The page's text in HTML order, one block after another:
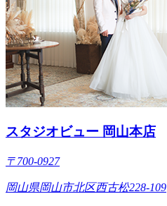
スタジオビュー 岡山本店
〒700-0927
岡山県岡山市北区西古松228-109